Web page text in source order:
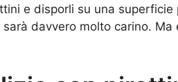
e disporli su una
davvero molto carino. Ma